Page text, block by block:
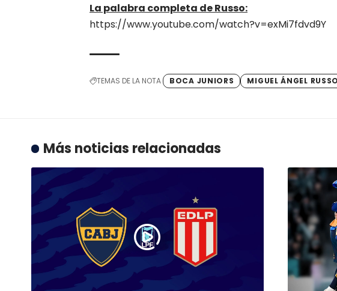
La palabra completa de Russo:
https://www.youtube.com/watch?v=exMi7fdvd9Y
TEMAS DE LA NOTA BOCA JUNIORS MIGUEL ÁNGEL RUSSO
Más noticias relacionadas